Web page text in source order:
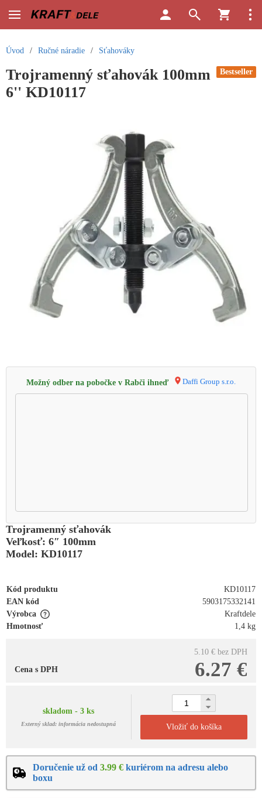
Úvod / Ručné náradie / Sťahováky
Bestseller
Trojramenný sťahovák 100mm
6'' KD10117
Možný odber na pobočke v Rabči ihneď Daffi Group s.r.o.
Trojramenný sťahovák
Veľkosť: 6″ 100mm
Model: KD10117
Kód produktu
KD10117
EAN kód
5903175332141
Výrobca
Kraftdele
Hmotnosť
1,4 kg
5.10 € bez DPH
6.27 €
Cena s DPH
skladom - 3 ks
Externý sklad: informácia nedostupná Vložiť do košíka
Doručenie už od 3.99 € kuriérom na adresu alebo
boxu